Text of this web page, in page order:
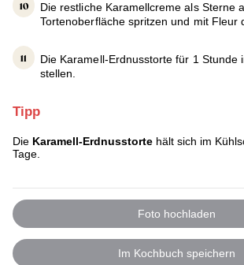
Die restliche Karamellcreme als Sterne
Tortenoberfläche spritzen und mit Fleur
Die Karamell-Erdnusstorte für 1 Stunde
stellen.
Tipp
Die Karamell-Erdnusstorte hält sich im
Tage.
Foto hochladen
Im Kochbuch speichern